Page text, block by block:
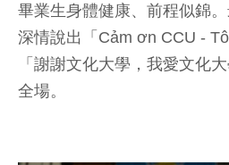
畢業生身體健康、前程似錦
深情說出「Cảm ơn CCU -
「謝謝文化大學，我愛文化
全場。